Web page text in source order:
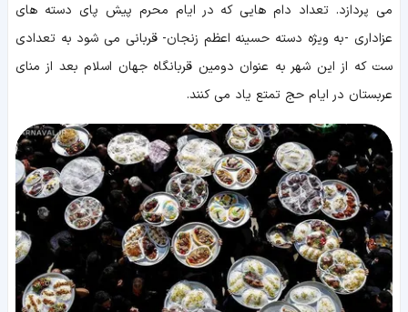
می پردازد. تعداد دام هایی که در ایام محرم پیش پای دسته های
عزاداری -به ویژه دسته حسینه اعظم زنجان- قربانی می شود به تعدادی
ست که از این شهر به عنوان دومین قربانگاه جهان اسلام بعد از منای
عربستان در ایام حج تمتع یاد می کنند.